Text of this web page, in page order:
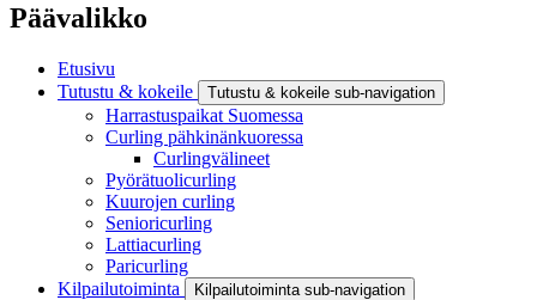
Päävalikko
Etusivu
Tutustu & kokeile
Tutustu & kokeile sub-navigation
Harrastuspaikat Suomessa
Curling pähkinänkuoressa
Curlingvälineet
Pyörätuolicurling
Kuurojen curling
Senioricurling
Lattiacurling
Paricurling
Kilpailutoiminta
Kilpailutoiminta sub-navigation